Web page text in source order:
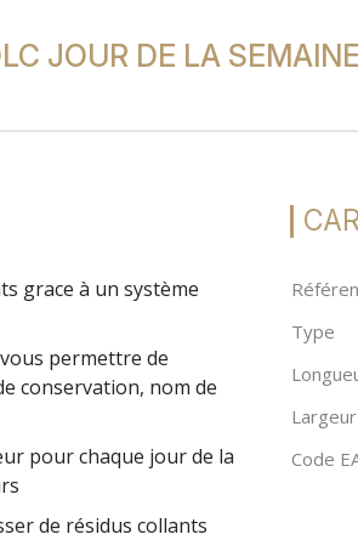
JOUR DE LA
grace à un système
permettre de
conservation, nom de
pour chaque jour de la
de résidus collants
Type
Largeur
Code